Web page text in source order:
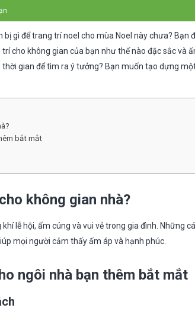
bị gì để trang trí noel cho mùa Noel này chưa? Bạn
cho không gian của bạn như thế nào đặc sắc và
gian để tìm ra ý tưởng? Bạn muốn tạo dựng
bắt mắt
không gian nhà?
lễ hội, ấm cúng và vui vẻ trong gia đình. Những
mọi người cảm thấy ấm áp và hạnh phúc.
ngôi nhà bạn thêm bắt mắt